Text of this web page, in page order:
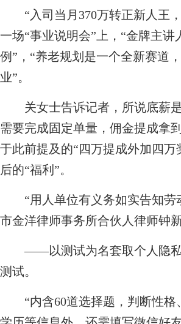
“入司当月370万转正新人王，
一场“事业说明会”上，“金牌主
例”，“养老规划是一个全新赛道
业”。
关女士告诉记者，所说底薪是
需要完成固定单量，佣金提成拿
于此前提及的“四万提成外加四
后的“福利”。
“用人单位有义务如实告知劳
市金洋律师事务所合伙人律师钟新
——以测试为名套取个人隐私
测试。
“内含60道选择题，判断性格